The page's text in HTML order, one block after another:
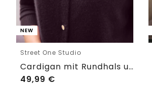
NEW
Street One Studio
Cardigan mit Rundhals und Knöpfen
49,99 €